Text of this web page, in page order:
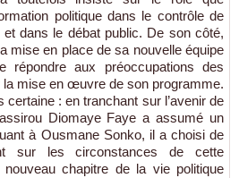
politique dans le contrôle de
et dans le débat public. De son côté,
mise en place de sa nouvelle équipe
répondre aux préoccupations des
la mise en œuvre de son programme.
: en tranchant sur l’avenir de
Diomaye Faye a assumé un
à Ousmane Sonko, il a choisi de
sur les circonstances de cette
chapitre de la vie politique